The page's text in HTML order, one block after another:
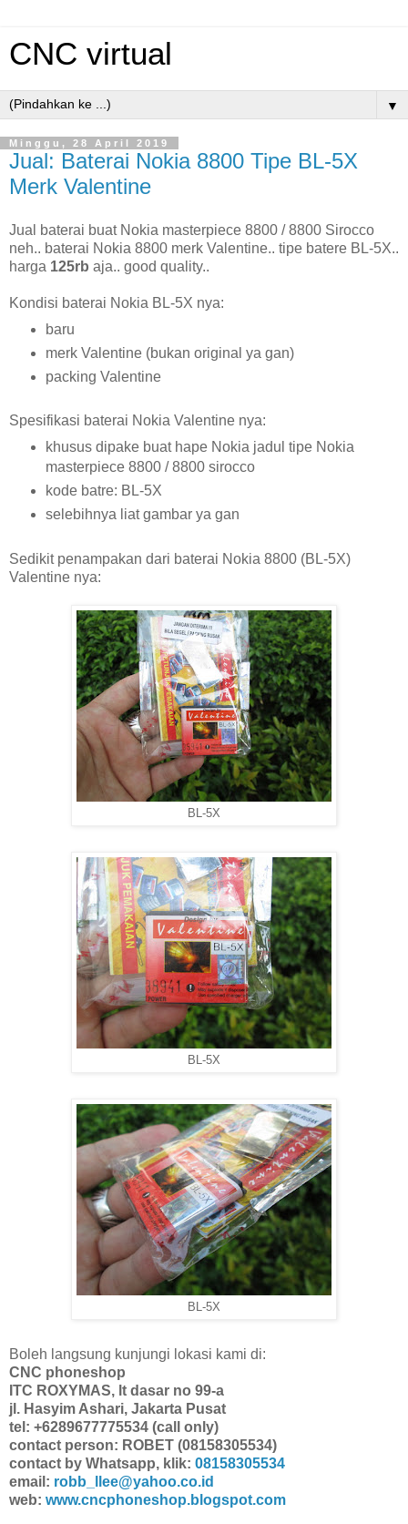
CNC virtual
▼
Minggu, 28 April 2019
Jual: Baterai Nokia 8800 Tipe BL-5X
Merk Valentine
Jual baterai buat Nokia masterpiece 8800 / 8800 Sirocco
neh.. baterai Nokia 8800 merk Valentine.. tipe batere BL-5X..
harga 125rb aja.. good quality..
Kondisi baterai Nokia BL-5X nya:
baru
merk Valentine (bukan original ya gan)
packing Valentine
Spesifikasi baterai Nokia Valentine nya:
khusus dipake buat hape Nokia jadul tipe Nokia
masterpiece 8800 / 8800 sirocco
kode batre: BL-5X
selebihnya liat gambar ya gan
Sedikit penampakan dari baterai Nokia 8800 (BL-5X)
Valentine nya:
BL-5X
BL-5X
BL-5X
Boleh langsung kunjungi lokasi kami di:
CNC phoneshop
ITC ROXYMAS, lt dasar no 99-a
jl. Hasyim Ashari, Jakarta Pusat
tel: +6289677775534 (call only)
contact person: ROBET (08158305534)
contact by Whatsapp, klik: 08158305534
email: robb_llee@yahoo.co.id
web: www.cncphoneshop.blogspot.com